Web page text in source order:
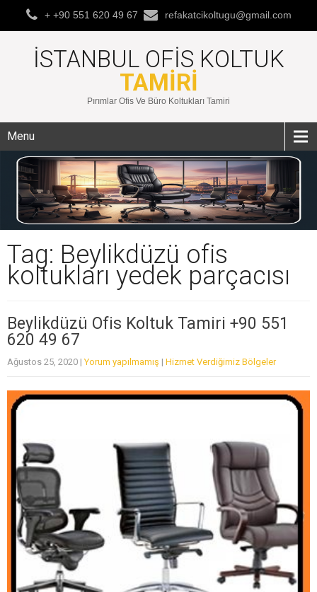
+ +90 551 620 49 67 refakatcikoltugu@gmail.com
İSTANBUL OFIS KOLTUK
TAMIRI
Pırımlar Ofis Ve Büro Koltukları Tamiri
Menu
Tag: Beylikdüzü ofis
koltukları yedek parçacısı
Beylikdüzü Ofis Koltuk Tamiri +90 551
620 49 67
Ağustos 25, 2020 |Yorum yapılmamış | Hizmet Verdiğimiz Bölgeler